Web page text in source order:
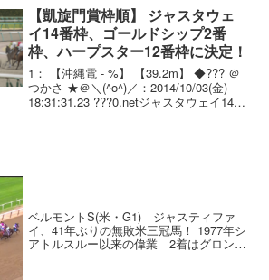
シダ（牡4、W...
【凱旋門賞枠順】 ジャスタウェ
イ14番枠、ゴールドシップ2番
枠、ハープスター12番枠に決定！
1： 【沖縄電 - %】 【39.2m】 ◆??? ＠
つかさ ★＠＼(^o^)／：2014/10/03(金)
18:31:31.23 ???0.netジャスタウェイ14番
ベルモントS(米・G1) ジャスティファ
イ、41年ぶりの無敗米三冠馬！ 1977年シ
アトルスルー以来の偉業 2着はグロンコ